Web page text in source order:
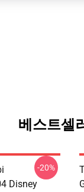
베스트셀
Disney
-20%